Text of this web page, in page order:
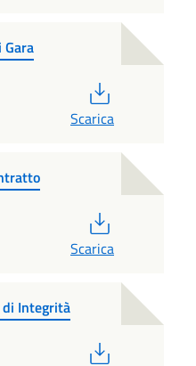
Scarica
Scarica
di Integrità